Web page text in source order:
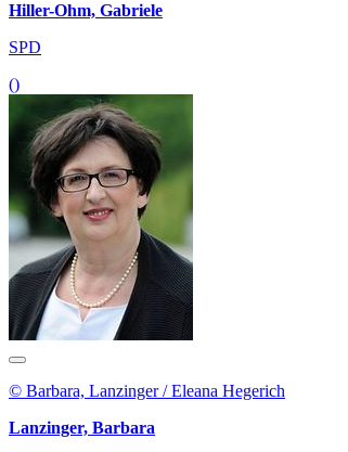
Hiller-Ohm, Gabriele
SPD
()
© Barbara, Lanzinger / Eleana Hegerich
Lanzinger, Barbara